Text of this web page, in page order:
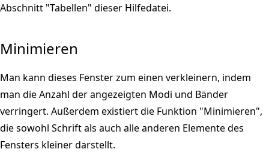
Abschnitt "Tabellen" dieser Hilfedatei.
Minimieren
Man kann dieses Fenster zum einen verkleinern, indem
man die Anzahl der angezeigten Modi und Bänder
verringert. Außerdem existiert die Funktion "Minimieren",
die sowohl Schrift als auch alle anderen Elemente des
Fensters kleiner darstellt.